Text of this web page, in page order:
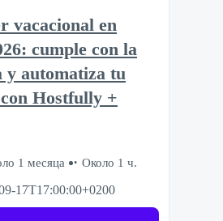
vacacional en
cumple con la
y automatiza tu
Hostfully +
1 месяца
Около 1 ч.
17T17:00:00+0200